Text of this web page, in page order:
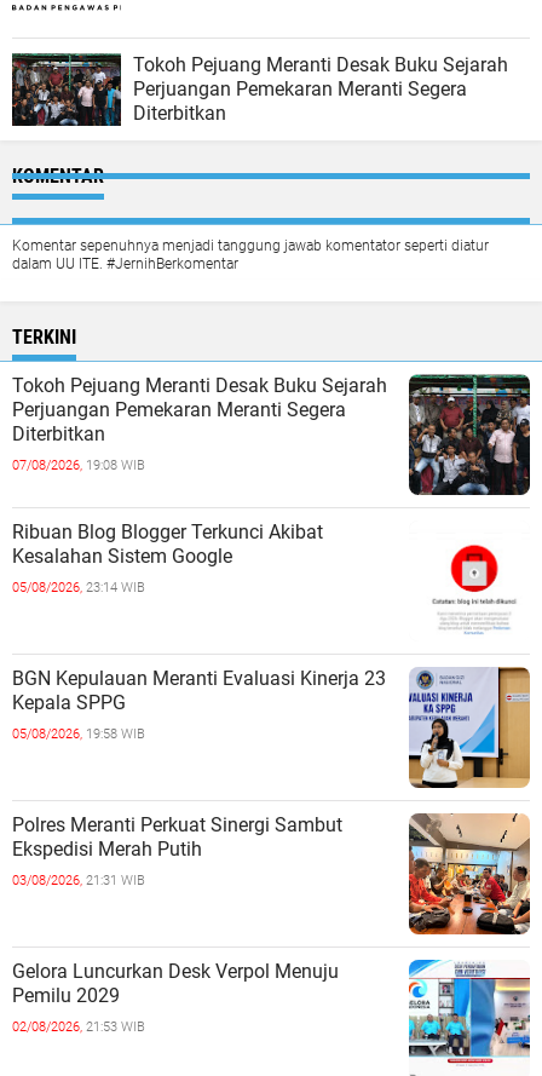
Tokoh Pejuang Meranti Desak Buku Sejarah
Perjuangan Pemekaran Meranti Segera
Diterbitkan
KOMENTAR
Komentar sepenuhnya menjadi tanggung jawab komentator seperti diatur
dalam UU ITE. #JernihBerkomentar
TERKINI
Tokoh Pejuang Meranti Desak Buku Sejarah
Perjuangan Pemekaran Meranti Segera
Diterbitkan
07/08/2026, 19:08 WIB
Ribuan Blog Blogger Terkunci Akibat
Kesalahan Sistem Google
05/08/2026, 23:14 WIB
BGN Kepulauan Meranti Evaluasi Kinerja 23
Kepala SPPG
05/08/2026, 19:58 WIB
Polres Meranti Perkuat Sinergi Sambut
Ekspedisi Merah Putih
03/08/2026, 21:31 WIB
Gelora Luncurkan Desk Verpol Menuju
Pemilu 2029
02/08/2026, 21:53 WIB